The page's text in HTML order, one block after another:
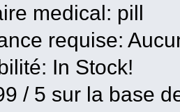
medical: pill
requise:
In Stock!
/ 5 sur la base